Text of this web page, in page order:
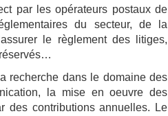
par les opérateurs postaux de
du secteur, de la
le règlement des litiges,
recherche dans le domaine des
la mise en oeuvre des
des contributions annuelles. Le